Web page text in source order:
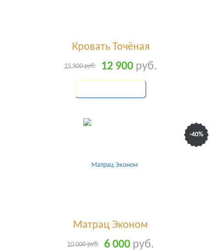
Кровать Точёная
15 900руб. 12 900 руб.
Матрац Эконом
10 000руб. 6 000 руб.
-40%